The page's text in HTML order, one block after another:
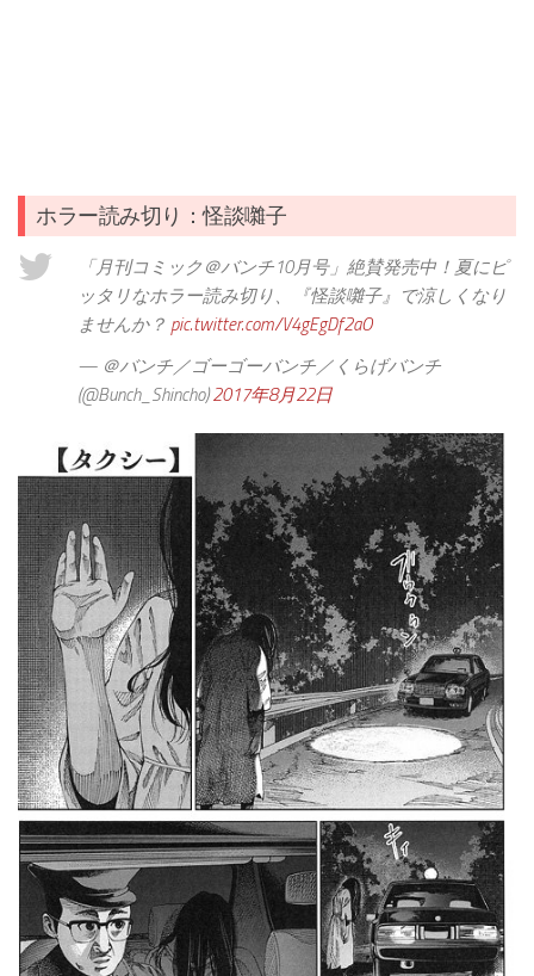
ホラー読み切り：怪談囃子
「月刊コミック＠バンチ10月号」絶賛発売中！夏にピ
ッタリなホラー読み切り、『怪談囃子』で涼しくなり
ませんか？ pic.twitter.com/V4gEgDf2aO
— ＠バンチ／ゴーゴーバンチ／くらげバンチ
(@Bunch_Shincho)2017年8月22日